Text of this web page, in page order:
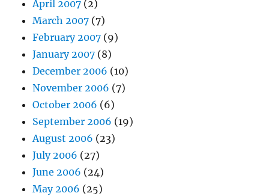
April 2007 (2)
March 2007 (7)
February 2007 (9)
January 2007 (8)
December 2006 (10)
November 2006 (7)
October 2006 (6)
September 2006 (19)
August 2006 (23)
July 2006 (27)
June 2006 (24)
May 2006 (25)